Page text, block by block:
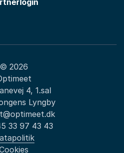
© 2026
4, 1.sal
Lyngby
33 97 43 43